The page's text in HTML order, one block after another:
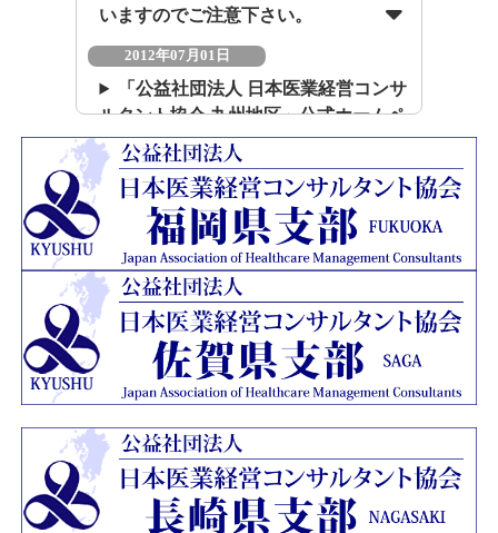
いますのでご注意下さい。
2012年07月01日
「公益社団法人 日本医業経営コンサ
ルタント協会 九州地区」公式ホームペ
ージを開設いたしました。